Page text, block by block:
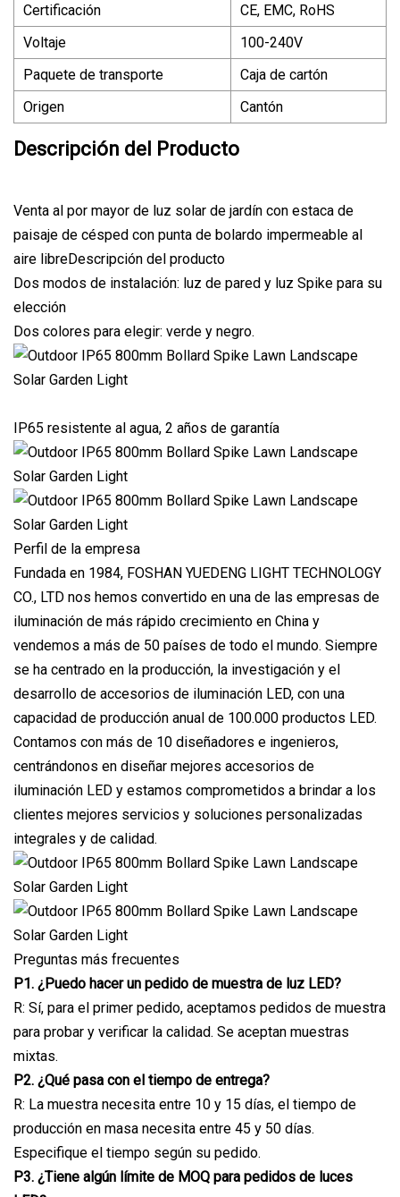
Certificación
CE, EMC, RoHS
Voltaje
100-240V
Paquete de transporte
Caja de cartón
Origen
Cantón
Descripción del Producto
Venta al por mayor de luz solar de jardín con estaca de
paisaje de césped con punta de bolardo impermeable al
aire libreDescripción del producto
Dos modos de instalación: luz de pared y luz Spike para su
elección
Dos colores para elegir: verde y negro.
IP65 resistente al agua, 2 años de garantía
Perfil de la empresa
Fundada en 1984, FOSHAN YUEDENG LIGHT TECHNOLOGY
CO., LTD nos hemos convertido en una de las empresas de
iluminación de más rápido crecimiento en China y
vendemos a más de 50 países de todo el mundo. Siempre
se ha centrado en la producción, la investigación y el
desarrollo de accesorios de iluminación LED, con una
capacidad de producción anual de 100.000 productos LED.
Contamos con más de 10 diseñadores e ingenieros,
centrándonos en diseñar mejores accesorios de
iluminación LED y estamos comprometidos a brindar a los
clientes mejores servicios y soluciones personalizadas
integrales y de calidad.
Preguntas más frecuentes
P1. ¿Puedo hacer un pedido de muestra de luz LED?
R: Sí, para el primer pedido, aceptamos pedidos de muestra
para probar y verificar la calidad. Se aceptan muestras
mixtas.
P2. ¿Qué pasa con el tiempo de entrega?
R: La muestra necesita entre 10 y 15 días, el tiempo de
producción en masa necesita entre 45 y 50 días.
Especifique el tiempo según su pedido.
P3. ¿Tiene algún límite de MOQ para pedidos de luces